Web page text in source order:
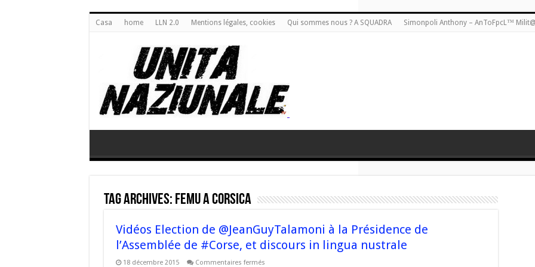
Casa home LLN 2.0 Mentions légales, cookies Qui sommes nous ? A SQUADRA Simonpoli Anthony – AnToFpcL™
Tag Archives: femu a corsica
Vidéos Election de @JeanGuyTalamoni à la Présidence de
l’Assemblée de #Corse, et discours in lingua nustrale
18 décembre 2015 Commentaires ferméssur